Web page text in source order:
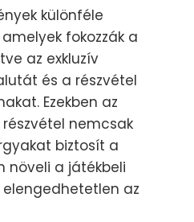
különféle
fokozzák a
az exkluzív
és a részvétel
Ezekben az
nemcsak
biztosít a
növeli a játékbeli
az